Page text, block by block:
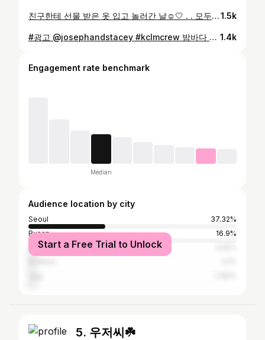
친구한테 선물 받은 옷 입고 놀러간 날☺️🤍 . . 모두 주말 잘 보내세요~~:-) #아이폰기본카메라1.5k
#광고 @josephandstacey #kclmcrew 밤바다 감성 보고 가세요,,🌊🌌🌛 제가 든 파랗고 귀여운 가방은 재생사를 활용한 친환경 니트백입니다,,🌊👜🤍 #아이폰기본카메라 1.4k
Engagement rate benchmark
Median
Audience location by city
Seoul
37.32%
Busan
16.9%
Daegu
Start a Free Trial to Unlock
5. 우저씨☘️